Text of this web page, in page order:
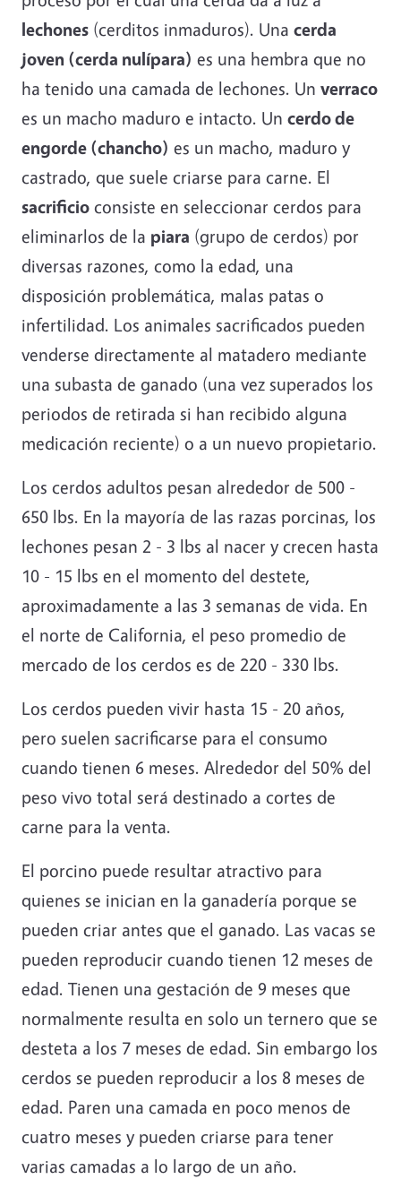
lechones (cerditos inmaduros). Una cerda
joven (cerda nulípara) es una hembra que no
ha tenido una camada de lechones. Un verraco
es un macho maduro e intacto. Un cerdo de
engorde (chancho) es un macho, maduro y
castrado, que suele criarse para carne. El
sacrificio consiste en seleccionar cerdos para
eliminarlos de la piara (grupo de cerdos) por
diversas razones, como la edad, una
disposición problemática, malas patas o
infertilidad. Los animales sacrificados pueden
venderse directamente al matadero mediante
una subasta de ganado (una vez superados los
periodos de retirada si han recibido alguna
medicación reciente) o a un nuevo propietario.
Los cerdos adultos pesan alrededor de 500 -
650 lbs. En la mayoría de las razas porcinas, los
lechones pesan 2 - 3 lbs al nacer y crecen hasta
10 - 15 lbs en el momento del destete,
aproximadamente a las 3 semanas de vida. En
el norte de California, el peso promedio de
mercado de los cerdos es de 220 - 330 lbs.
Los cerdos pueden vivir hasta 15 - 20 años,
pero suelen sacrificarse para el consumo
cuando tienen 6 meses. Alrededor del 50% del
peso vivo total será destinado a cortes de
carne para la venta.
El porcino puede resultar atractivo para
quienes se inician en la ganadería porque se
pueden criar antes que el ganado. Las vacas se
pueden reproducir cuando tienen 12 meses de
edad. Tienen una gestación de 9 meses que
normalmente resulta en solo un ternero que se
desteta a los 7 meses de edad. Sin embargo los
cerdos se pueden reproducir a los 8 meses de
edad. Paren una camada en poco menos de
cuatro meses y pueden criarse para tener
varias camadas a lo largo de un año.